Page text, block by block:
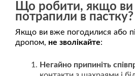
Що робити, якщо
потрапили в пастку?
Якщо ви вже погодилися або
дропом, не зволікайте:
Негайно припиніть